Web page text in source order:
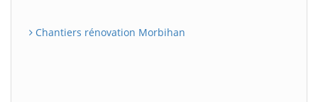
Chantiers rénovation Morbihan